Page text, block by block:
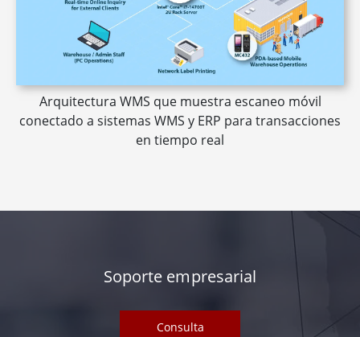
Arquitectura WMS que muestra escaneo móvil
conectado a sistemas WMS y ERP para transacciones
en tiempo real
Soporte empresarial
Consulta